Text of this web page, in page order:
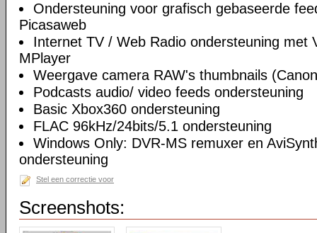
Ondersteuning voor grafisch gebaseerde
Picasaweb
Internet TV / Web Radio ondersteuning met
MPlayer
Weergave camera RAW's thumbnails
Podcasts audio/ video feeds ondersteuning
Basic Xbox360 ondersteuning
FLAC 96kHz/24bits/5.1 ondersteuning
Windows Only: DVR-MS remuxer en
ondersteuning
Stel een correctie voor
Screenshots: